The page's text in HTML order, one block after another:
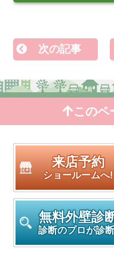
次の記事
このペ
来店予約
ショールームへ!
無料外壁診
診断のプロが診